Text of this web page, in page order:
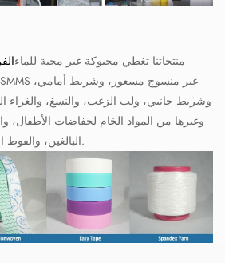
منتجاتنا تغطي محبوكة غير محبة للماء
وشريط جانبي، ولب الزغب، والنسغ، والغراء
وغيرها من المواد الخام لحفاضات الأطفال،
البالغين، والفوط السفلية، وحفاضات السحب.